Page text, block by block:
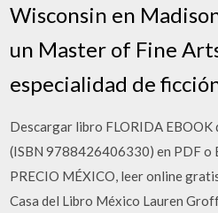
Wisconsin en
un Master of Fine
especialidad de
Descargar libro FLORIDA EBOOK
(ISBN 9788426406330) en PDF o
PRECIO MÉXICO, leer online
Casa del Libro México Lauren